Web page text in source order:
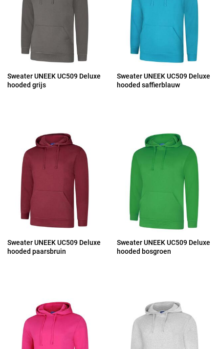
Sweater UNEEK UC509 Deluxe
hooded grijs
Sweater UNEEK UC509 Deluxe
hooded saffierblauw
Sweater UNEEK UC509 Deluxe
hooded paarsbruin
Sweater UNEEK UC509 Deluxe
hooded bosgroen